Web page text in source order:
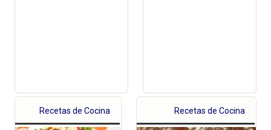
Recetas de Cocina Recetas de Cocina